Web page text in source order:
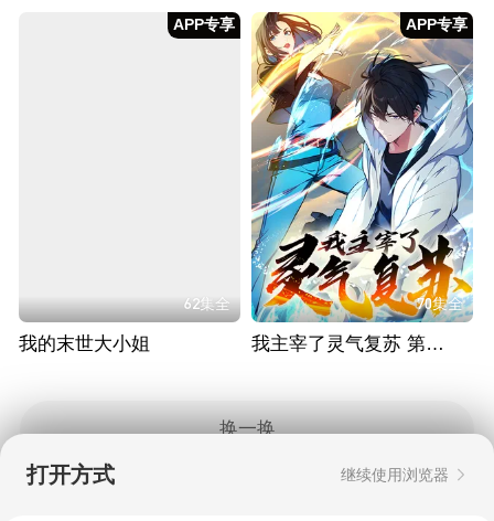
APP专享
62集全
我的末世大小姐
APP专享
70集全
我主宰了灵气复苏 第一季
换一换
打开方式 继续使用浏览器